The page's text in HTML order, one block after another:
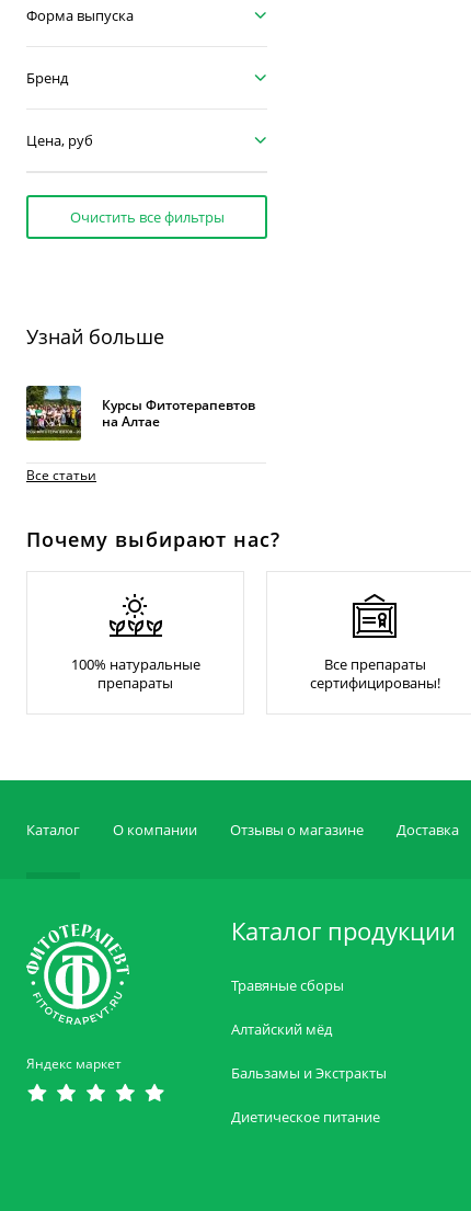
Форма выпуска
Бренд
Цена, руб
Очистить все фильтры
Узнай больше
Курсы Фитотерапевтов
на Алтае
Все статьи
Почему выбирают нас?
100% натуральные
препараты
Все препараты
сертифицированы!
Каталог О компании Отзывы о магазине Доставка
Яндекс маркет
Каталог продукции
Травяные сборы
Алтайский мёд
Бальзамы и Экстракты
Диетическое питание